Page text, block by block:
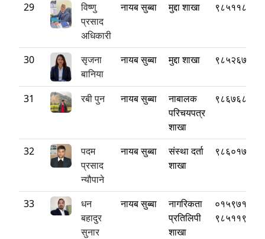
29
विष्णु
प्रसाद
अधिकारी
नायब सुब्बा मुद्दा शाखा
30
सृजना
बानिया
नायब सुब्बा मुद्दा शाखा
31 रबी पुन नायब सुब्बा
नाबालक
परिचयपत्र
शाखा
32
पदम
प्रसाद
न्यौपाने
नायब सुब्बा
संस्था दर्ता
शाखा
33
धन
बहादुर
सुनार
नायब सुब्बा
नागरिकता
प्रतिलिपी
शाखा
०१५९७१८८०